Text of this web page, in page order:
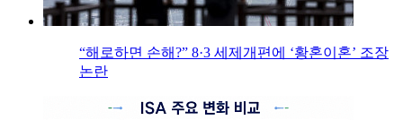
“해로하면 손해?” 8·3 세제개편에 ‘황혼이혼’ 조장
논란